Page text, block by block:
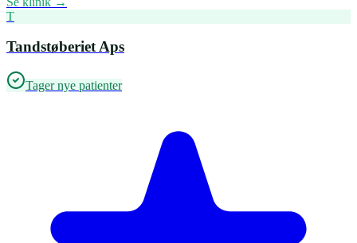
T
Tandstøberiet Aps
Tager nye patienter